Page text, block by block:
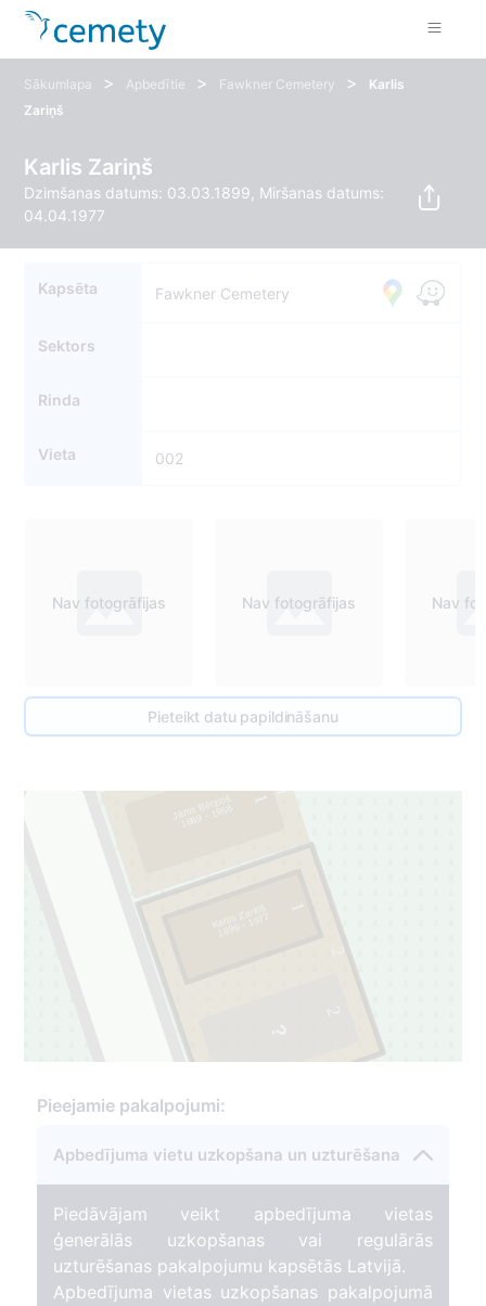
Sākumlapa > Apbedītie > Fawkner Cemetery >
Karlis
Zariņš
Karlis Zariņš
Dzimšanas datums: 03.03.1899, Miršanas datums:
04.04.1977
Kapsēta Fawkner Cemetery
Sektors
Rinda
Vieta 002
Nav fotogrāfijas Nav fotogrāfijas Nav
Pieteikt datu papildināšanu
1
1
1
Jānis Bērziņš
1889 - 1956
Karlis Zariņš
1899 - 1977
Pieejamie pakalpojumi:
Apbedījuma vietu uzkopšana un uzturēšana
Piedāvājam veikt apbedījuma vietas
ģenerālās uzkopšanas vai regulārās
uzturēšanas pakalpojumu kapsētās Latvijā.
Apbedījuma vietas uzkopšanas pakalpojumā